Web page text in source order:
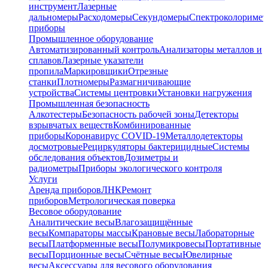
инструментЛазерные
дальномерыРасходомерыСекундомеры
приборы
Промышленное оборудование
Автоматизированный контрольАнализаторы металлов и
сплавовЛазерные указатели
пропилаМаркировщикиОтрезные
станкиПлотномерыРазмагничивающие
устройстваСистемы центровкиУстановки нагружения
Промышленная безопасность
АлкотестерыБезопасность рабочей зоныДетекторы
взрывчатых веществКомбинированные
приборыКоронавирус COVID-19Металлодетекторы
досмотровыеРециркуляторы бактерицидныеСистемы
обследования объектовДозиметры и
радиометрыПриборы экологического контроля
Услуги
Аренда приборовЛНКРемонт
приборовМетрологическая поверка
Весовое оборудование
Аналитические весыВлагозащищённые
весыКомпараторы массыКрановые весыЛабораторные
весыПлатформенные весыПолумикровесыПортативные
весыПорционные весыСчётные весыЮвелирные
весыАксессуары для весового оборудования